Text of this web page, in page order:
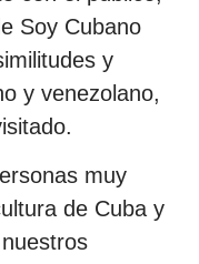
Soy Cubano
y
y venezolano,
muy
de Cuba y